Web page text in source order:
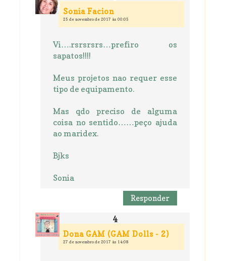
Sonia Facion
25 de novembro de 2017 às 00:05
Vi….rsrsrsrs…prefiro os
sapatos!!!!
Meus projetos nao requer esse
tipo de equipamento.
Mas qdo preciso de alguma
coisa no sentido……peço ajuda
ao maridex.
Bjks
Sonia
Responder
Dona GAM (GAM Dolls - 2)
27 de novembro de 2017 às 14:08